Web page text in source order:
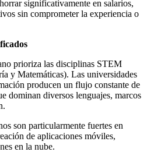
significativamente en salarios,
sin comprometer la experiencia o
prioriza las disciplinas STEM
y Matemáticas). Las universidades
producen un flujo constante de
dominan diversos lenguajes, marcos
son particularmente fuertes en
de aplicaciones móviles,
en la nube.